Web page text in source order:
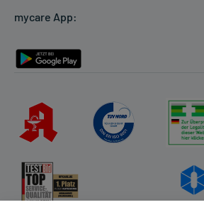
Rückgabe/Widerruf
mycare App: